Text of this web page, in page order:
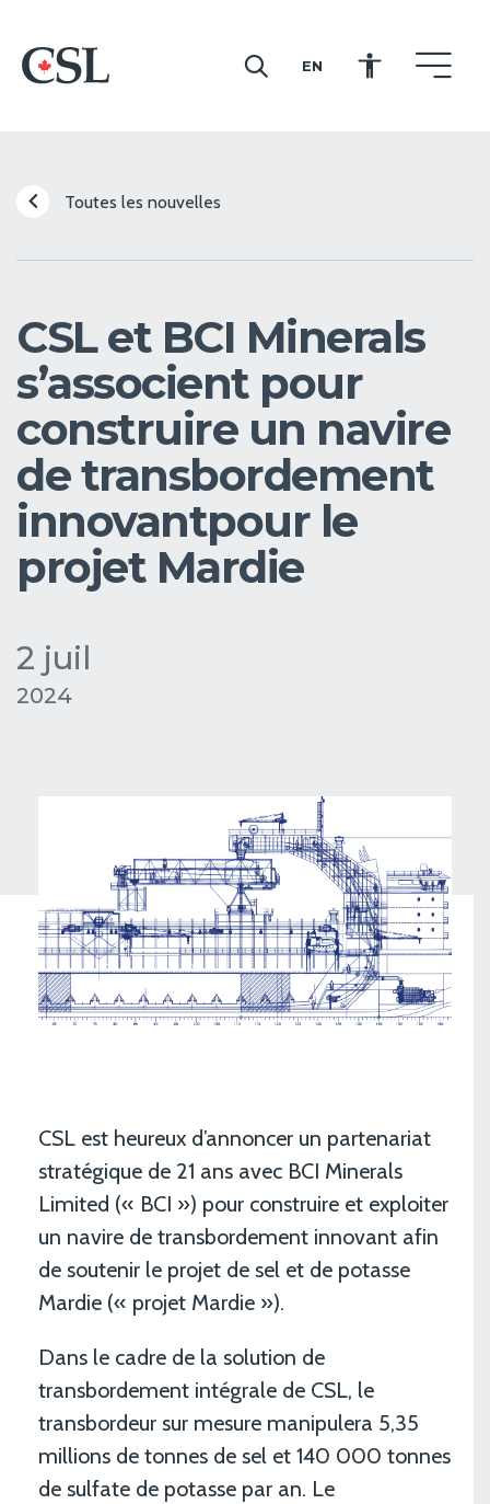
CSL
EN
Toutes les nouvelles
CSL et BCI Minerals
s’associent pour
construire un navire
de transbordement
innovantpour le
projet Mardie
2 juil
2024
CSL est heureux d’annoncer un partenariat
stratégique de 21 ans avec BCI Minerals
Limited (« BCI ») pour construire et exploiter
un navire de transbordement innovant afin
de soutenir le projet de sel et de potasse
Mardie (« projet Mardie »).
Dans le cadre de la solution de
transbordement intégrale de CSL, le
transbordeur sur mesure manipulera 5,35
millions de tonnes de sel et 140 000 tonnes
de sulfate de potasse par an. Le